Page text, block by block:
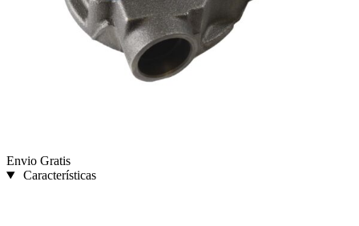
Envio Gratis
Características